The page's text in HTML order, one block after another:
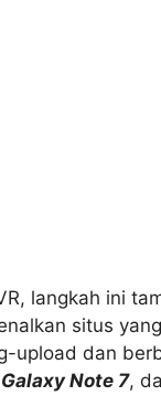
langkah ini
situs
upload dan
Note 7,